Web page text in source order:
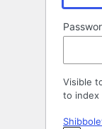
Visible
to index